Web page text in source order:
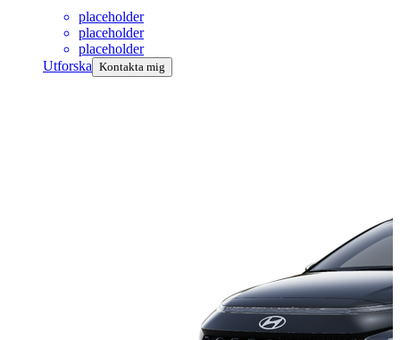
placeholder
placeholder
placeholder
Utforska Kontakta mig